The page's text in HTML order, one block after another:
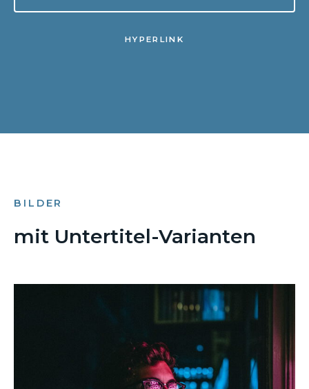
HYPERLINK
BILDER
mit Untertitel-Varianten